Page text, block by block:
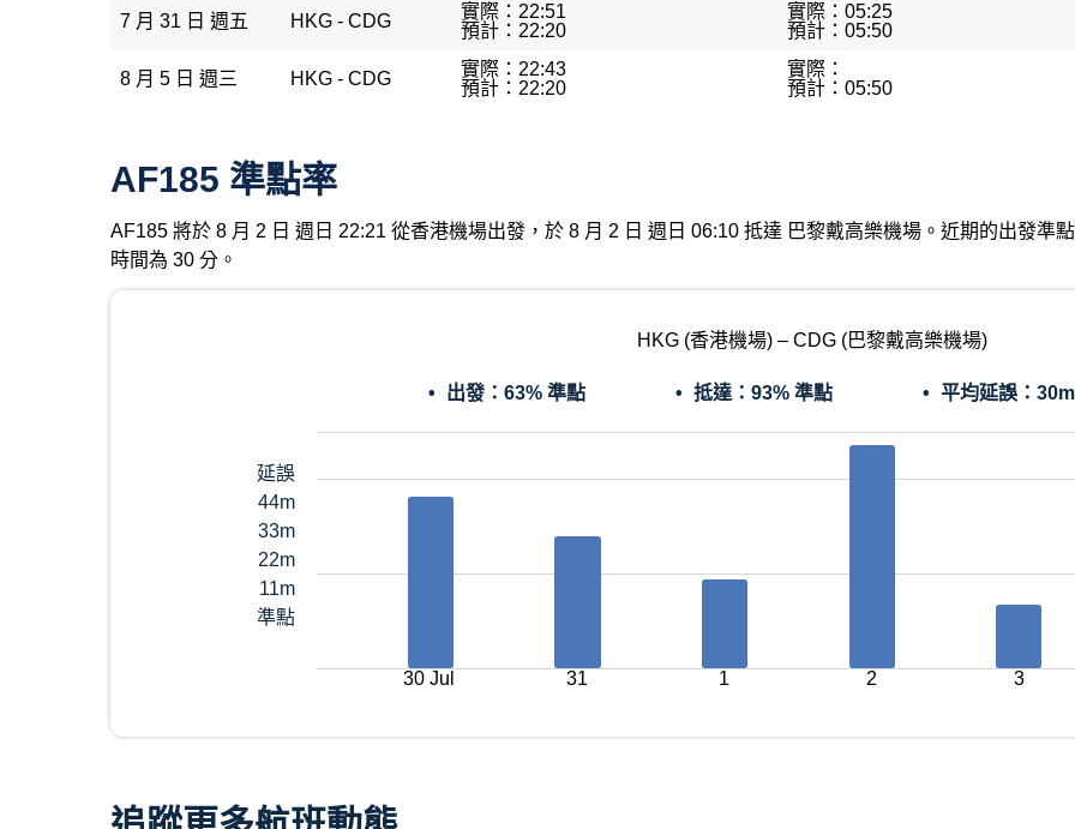
7 月 31 日 週五 HKG - CDG
實際：22:51
預計：22:20
實際：05:25
預計：05:50
8 月 5 日 週三 HKG - CDG
實際：22:43
預計：22:20
實際：
預計：05:50
AF185 準點率
AF185 將於 8 月 2 日 週日 22:21 從香港機場出發，於 8 月 2 日 週日 06:10 抵達 巴黎戴高樂機場。近期的出發準
時間為 30 分。
HKG (香港機場) – CDG (巴黎戴高樂機場)
出發： 63% 準點 抵達： 93% 準點 平均延誤：
延誤
44m
33m
22m
11m
準點
30 Jul 31 1 2 3